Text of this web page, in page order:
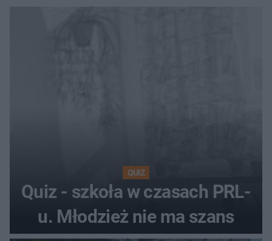
QUIZ
Quiz - szkoła w czasach PRL-
u. Młodzież nie ma szans